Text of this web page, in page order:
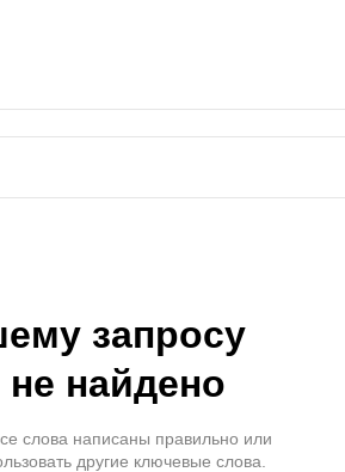
запросу
не найдено
слова написаны правильно или
другие ключевые слова.